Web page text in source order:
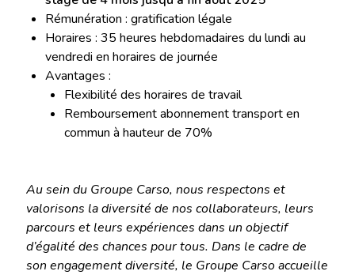
Rémunération : gratification légale
Horaires : 35 heures hebdomadaires du lundi au
vendredi en horaires de journée
Avantages :
Flexibilité des horaires de travail
Remboursement abonnement transport en
commun à hauteur de 70%
Au sein du Groupe Carso, nous respectons et
valorisons la diversité de nos collaborateurs, leurs
parcours et leurs expériences dans un objectif
d’égalité des chances pour tous. Dans le cadre de
son engagement diversité, le Groupe Carso accueille